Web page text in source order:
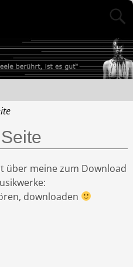
über meine zum Download
downloaden